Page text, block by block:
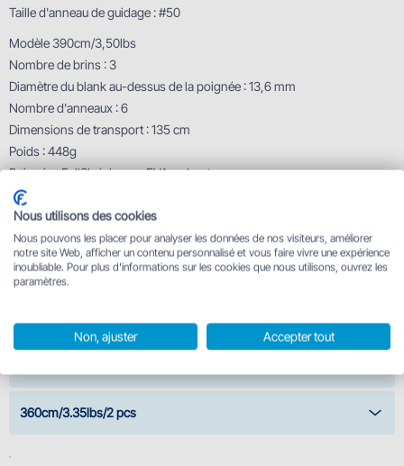
Taille d'anneau de guidage : #50
Modèle 390cm/3,50lbs
Nombre de brins : 3
Diamètre du blank au-dessus de la poignée : 13,6 mm
Nombre d'anneaux : 6
Dimensions de transport : 135 cm
Poids : 448g
Poignée : FullShrink avec EVA au bout
Longueur de poignée (de la partie basse jusqu'au centre du porte-
moulinet) : 66 cm
Taille d'anneau de guidage : #50
Caractéristiques techniques
360cm/3.35lbs/2 pcs
Nous utilisons des cookies
Nous pouvons les placer pour analyser les données de nos visiteurs, améliorer
notre site Web, afficher un contenu personnalisé et vous faire vivre une expérience
inoubliable. Pour plus d'informations sur les cookies que nous utilisons, ouvrez les
paramètres.
Non, ajuster Accepter tout